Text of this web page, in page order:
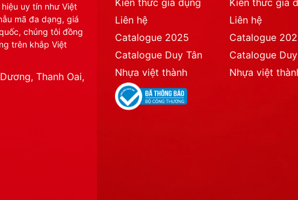
uy tín như Việt
mã đa dạng, giá
chúng tôi đồng
trên khắp Việt
Thanh Oai,
Kiến thức gia dụng
Liên hệ
Catalogue 2025
Catalogue Duy Tân
Nhựa việt thành
Kiến thức gia
Liên hệ
Catalogue
Catalogue
Nhựa việt